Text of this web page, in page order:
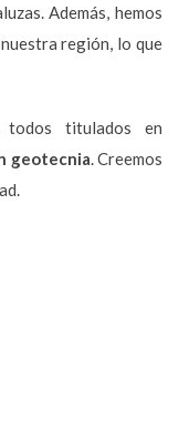
Además, hemos
región, lo que
todos titulados en
geotecnia. Creemos